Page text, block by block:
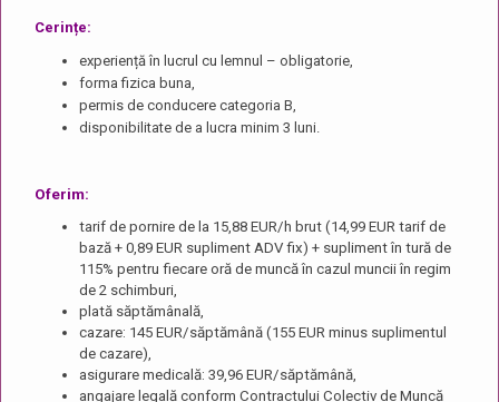
Cerințe:
experiență în lucrul cu lemnul – obligatorie,
forma fizica buna,
permis de conducere categoria B,
disponibilitate de a lucra minim 3 luni.
Oferim:
tarif de pornire de la 15,88 EUR/h brut (14,99 EUR tarif de
bază + 0,89 EUR supliment ADV fix) + supliment în tură de
115% pentru fiecare oră de muncă în cazul muncii în regim
de 2 schimburi,
plată săptămânală,
cazare: 145 EUR/săptămână (155 EUR minus suplimentul
de cazare),
asigurare medicală: 39,96 EUR/săptămână,
angajare legală conform Contractului Colectiv de Muncă